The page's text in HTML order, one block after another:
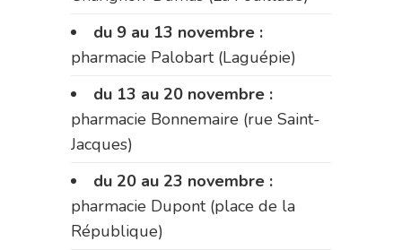
du 9 au 13 novembre :
pharmacie Palobart (Laguépie)
du 13 au 20 novembre :
pharmacie Bonnemaire (rue Saint-
Jacques)
du 20 au 23 novembre :
pharmacie Dupont (place de la
République)